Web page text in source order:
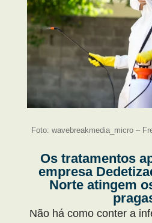
Foto: wavebreakmedia_micro –
Os tratamentos
empresa
Norte atingem
Não há como conter a